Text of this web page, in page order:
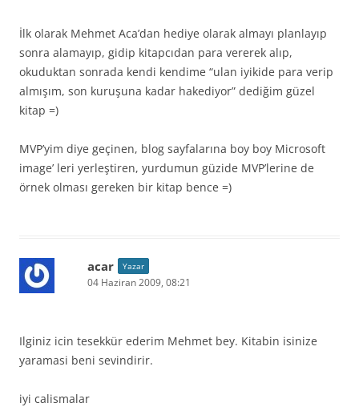
İlk olarak Mehmet Aca’dan hediye olarak almayı planlayıp
sonra alamayıp, gidip kitapcıdan para vererek alıp,
okuduktan sonrada kendi kendime “ulan iyikide para verip
almışım, son kuruşuna kadar hakediyor” dediğim güzel
kitap =)
MVP’yim diye geçinen, blog sayfalarına boy boy Microsoft
image’ leri yerleştiren, yurdumun güzide MVP’lerine de
örnek olması gereken bir kitap bence =)
acar Yazar
04 Haziran 2009, 08:21
Ilginiz icin tesekkür ederim Mehmet bey. Kitabin isinize
yaramasi beni sevindirir.
iyi calismalar